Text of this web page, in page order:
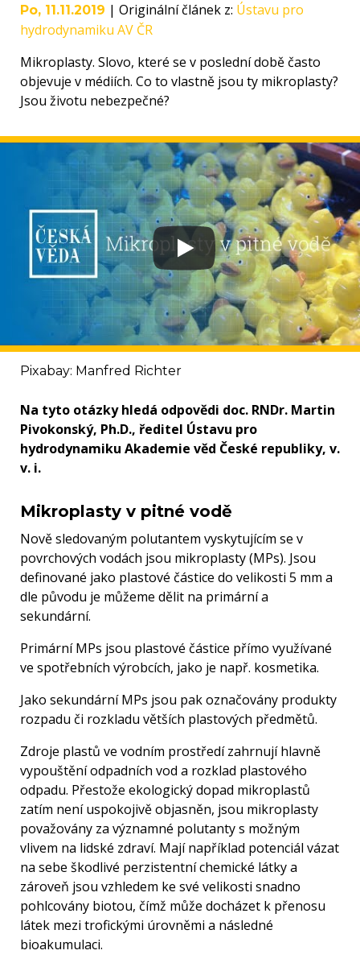
Po, 11.11.2019 | Originální článek z: Ústavu pro
hydrodynamiku AV ČR
Mikroplasty. Slovo, které se v poslední době často
objevuje v médiích. Co to vlastně jsou ty mikroplasty?
Jsou životu nebezpečné?
Pixabay: Manfred Richter
Na tyto otázky hledá odpovědi doc. RNDr. Martin
Pivokonský, Ph.D., ředitel Ústavu pro
hydrodynamiku Akademie věd České republiky, v.
v. i.
Mikroplasty v pitné vodě
Nově sledovaným polutantem vyskytujícím se v
povrchových vodách jsou mikroplasty (MPs). Jsou
definované jako plastové částice do velikosti 5 mm a
dle původu je můžeme dělit na primární a
sekundární.
Primární MPs jsou plastové částice přímo využívané
ve spotřebních výrobcích, jako je např. kosmetika.
Jako sekundární MPs jsou pak označovány produkty
rozpadu či rozkladu větších plastových předmětů.
Zdroje plastů ve vodním prostředí zahrnují hlavně
vypouštění odpadních vod a rozklad plastového
odpadu. Přestože ekologický dopad mikroplastů
zatím není uspokojivě objasněn, jsou mikroplasty
považovány za významné polutanty s možným
vlivem na lidské zdraví. Mají například potenciál vázat
na sebe škodlivé perzistentní chemické látky a
zároveň jsou vzhledem ke své velikosti snadno
pohlcovány biotou, čímž může docházet k přenosu
látek mezi trofickými úrovněmi a následné
bioakumulaci.